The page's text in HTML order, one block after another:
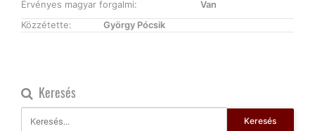
Érvényes magyar forgalmi:
Van
Közzétette:
György Pócsik
Keresés
Keresés